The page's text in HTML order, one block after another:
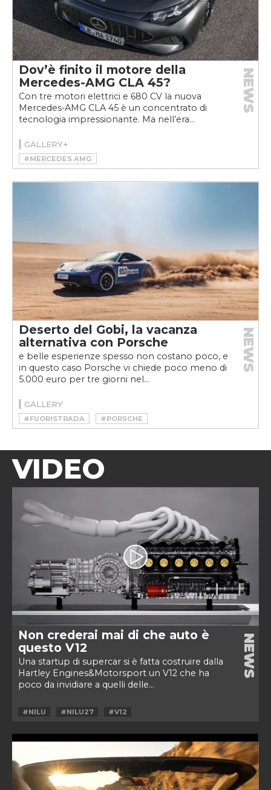
Dov’è finito il motore della
Mercedes-AMG CLA 45?
Con tre motori elettrici e 680 CV la nuova
Mercedes-AMG CLA 45 è un concentrato di
tecnologia impressionante. Ma nell’era...
NEWS
GALLERY+
#MERCEDES AMG
#MERCEDES-AMG CLA 45 4MATIC+
Deserto del Gobi, la vacanza
alternativa con Porsche
e belle esperienze spesso non costano poco, e
in questo caso Porsche vi chiede poco meno di
5.000 euro per tre giorni nel...
NEWS
GALLERY
#FUORISTRADA #PORSCHE
VIDEO
Non crederai mai di che auto è
questo V12
Una startup di supercar si è fatta costruire dalla
Hartley Engines&Motorsport un V12 che ha
poco da invidiare a quelli delle...
NEWS
#NILU #NILU27 #V12